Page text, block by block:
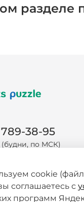
разделе
38-95
(будни, по МСК)
cookie
соглашаетесь с
программ